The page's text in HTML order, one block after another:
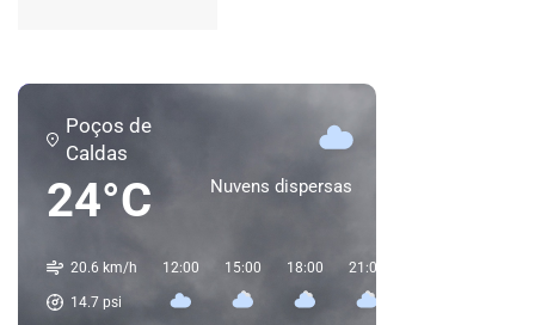
Poços de
Caldas
24°C Nuvens dispersas
20.6 km/h
14.7 psi
12:00 15:00 18:00 21:00